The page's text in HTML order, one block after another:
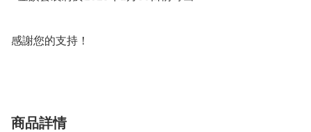
感謝您的支持！
商品詳情